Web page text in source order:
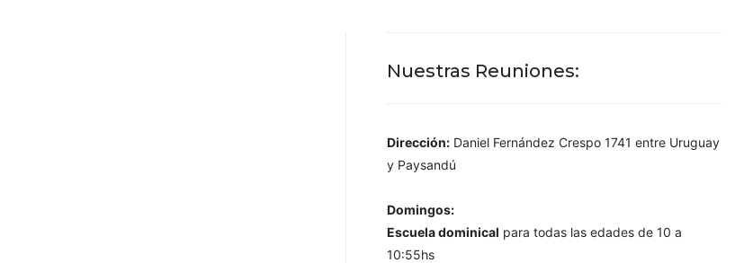
Nuestras Reuniones:
Dirección: Daniel Fernández Crespo 1741 entre Uruguay
y Paysandú
Domingos:
Escuela dominical para todas las edades de 10 a
10:55hs